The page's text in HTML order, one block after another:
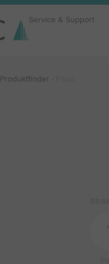
Service & Support
Produktfinder